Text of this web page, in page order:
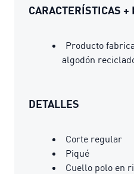
CARACTERÍSTICAS +
Producto
algodón
DETALLES
Corte regular
Piqué
Cuello polo en